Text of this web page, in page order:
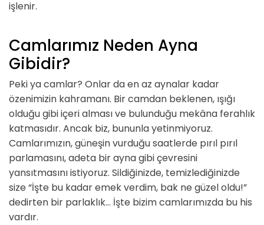
işlenir.
Camlarımız Neden Ayna
Gibidir?
Peki ya camlar? Onlar da en az aynalar kadar
özenimizin kahramanı. Bir camdan beklenen, ışığı
olduğu gibi içeri alması ve bulunduğu mekâna ferahlık
katmasıdır. Ancak biz, bununla yetinmiyoruz.
Camlarımızın, güneşin vurduğu saatlerde pırıl pırıl
parlamasını, adeta bir ayna gibi çevresini
yansıtmasını istiyoruz. Sildiğinizde, temizlediğinizde
size “İşte bu kadar emek verdim, bak ne güzel oldu!”
dedirten bir parlaklık… İşte bizim camlarımızda bu his
vardır.